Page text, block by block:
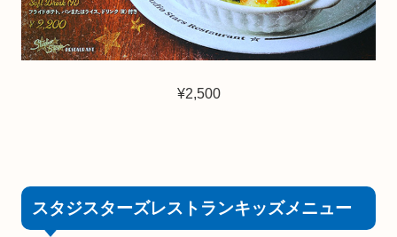
¥2,500
スタジスターズレストランキッズメニュー